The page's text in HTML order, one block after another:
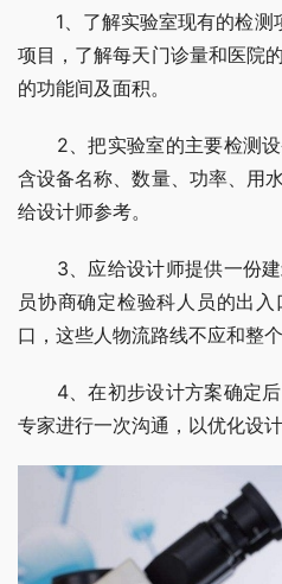
1、了解实验室现有的检测
项目，了解每天门诊量和医院
的功能间及面积。
2、把实验室的主要检测设
含设备名称、数量、功率、用
给设计师参考。
3、应给设计师提供一份建
员协商确定检验科人员的出
口，这些人物流路线不应和整
4、在初步设计方案确定后
专家进行一次沟通，以优化设计